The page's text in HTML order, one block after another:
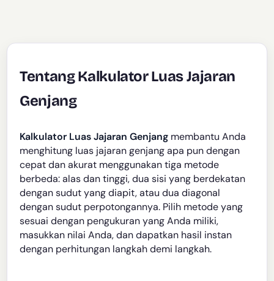
Tentang Kalkulator Luas Jajaran
Genjang
Kalkulator Luas Jajaran Genjang membantu Anda
menghitung luas jajaran genjang apa pun dengan
cepat dan akurat menggunakan tiga metode
berbeda: alas dan tinggi, dua sisi yang berdekatan
dengan sudut yang diapit, atau dua diagonal
dengan sudut perpotongannya. Pilih metode yang
sesuai dengan pengukuran yang Anda miliki,
masukkan nilai Anda, dan dapatkan hasil instan
dengan perhitungan langkah demi langkah.